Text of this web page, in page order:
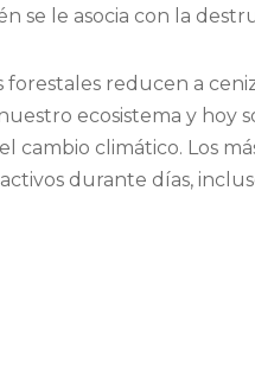
se le asocia con la
forestales reducen a
ecosistema y hoy
cambio climático. Los
durante días,